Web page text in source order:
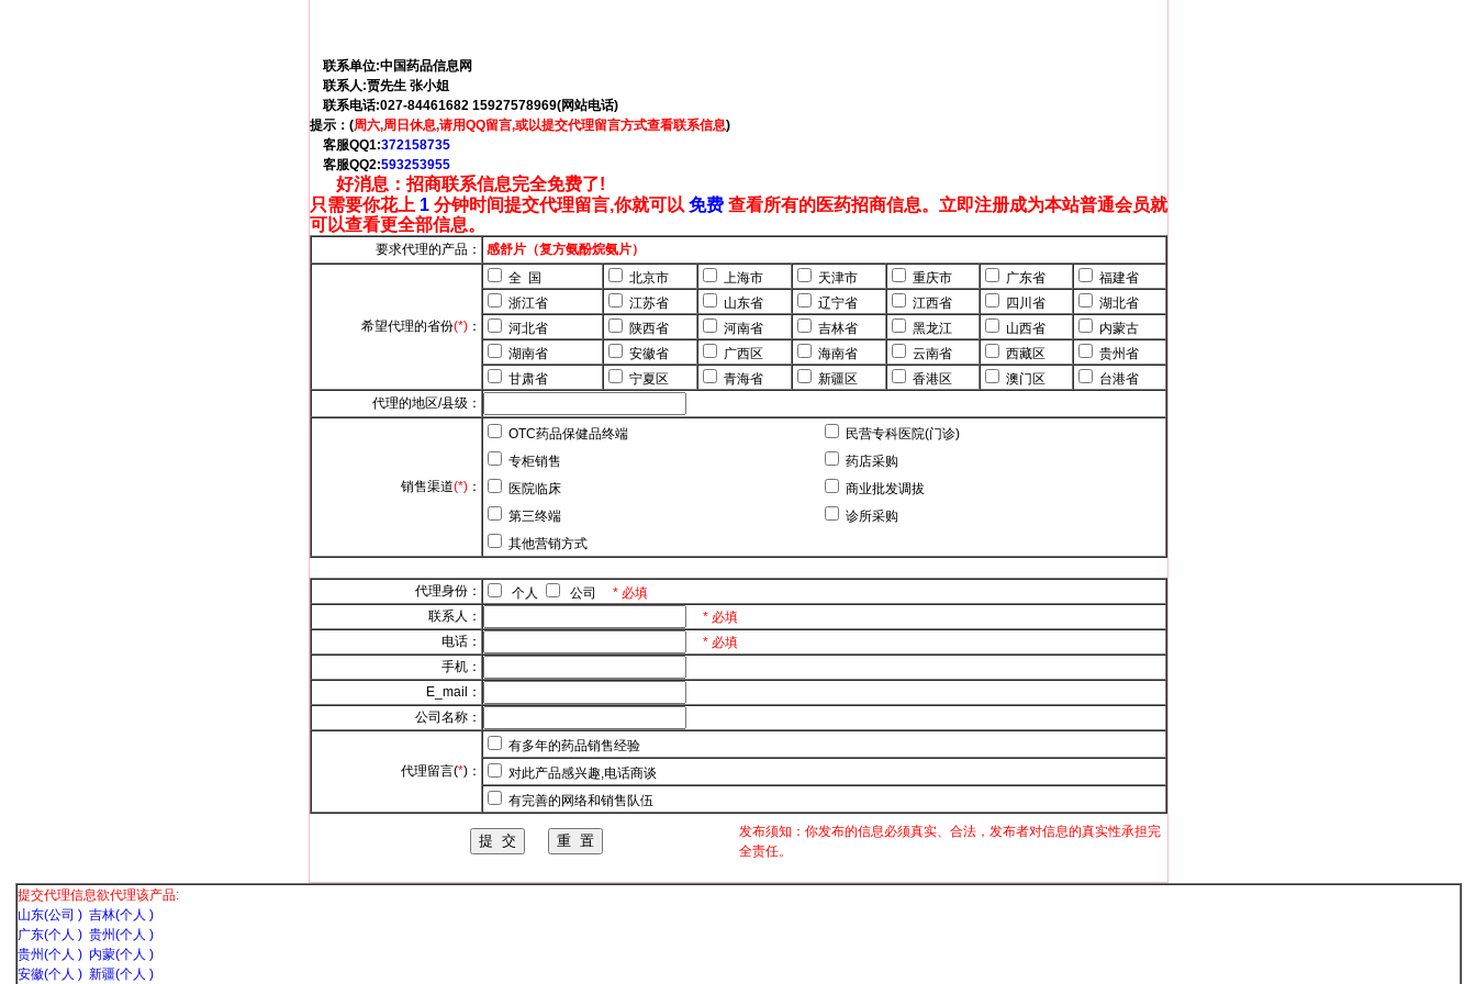
联系单位:中国药品信息网
联系人:贾先生 张小姐
联系电话:027-84461682 15927578969(网站电话)
提示：(周六,周日休息,请用QQ留言,或以提交代理留言方式查看联系信息)
客服QQ1:372158735
客服QQ2:593253955
好消息：招商联系信息完全免费了!
只需要你花上 1 分钟时间提交代理留言,你就可以 免费 查看所有的医药招商信息。立即注册成为本站普通会员就
可以查看更全部信息。
要求代理的产品： 感舒片（复方氨酚烷氨片）
希望代理的省份(*)：
全 国 北京市 上海市 天津市 重庆市 广东省
福建省
浙江省
江苏省 山东省 辽宁省 江西省 四川省
湖北省
河北省
陕西省 河南省 吉林省 黑龙江 山西省
内蒙古
湖南省
安徽省 广西区 海南省 云南省 西藏区
贵州省
甘肃省
宁夏区 青海省 新疆区 香港区 澳门区
台港省
代理的地区/县级：
销售渠道(*)：
OTC药品保健品终端
民营专科医院(门诊)
专柜销售
药店采购
医院临床
商业批发调拔
第三终端
诊所采购
其他营销方式
代理身份： 个人 公司 * 必填
联系人：
* 必填
电话：
* 必填
手机：
E_mail：
公司名称：
代理留言(*)：
有多年的药品销售经验
对此产品感兴趣,电话商谈
有完善的网络和销售队伍
发布须知：你发布的信息必须真实、合法，发布者对信息的真实性承担完
全责任。
提交代理信息欲代理该产品:
山东(公司 ) 吉林(个人 )
广东(个人 ) 贵州(个人 )
贵州(个人 ) 内蒙(个人 )
安徽(个人 ) 新疆(个人 )